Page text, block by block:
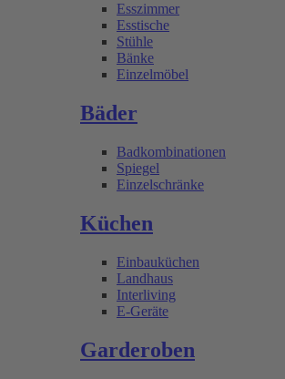
Esszimmer
Esstische
Stühle
Bänke
Einzelmöbel
Bäder
Badkombinationen
Spiegel
Einzelschränke
Küchen
Einbauküchen
Landhaus
Interliving
E-Geräte
Garderoben